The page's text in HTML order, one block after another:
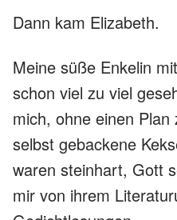
Dann kam Elizabeth.
Meine süße Enkelin
schon viel zu viel
mich, ohne einen
selbst gebackene
waren steinhart, Gott
mir von ihrem